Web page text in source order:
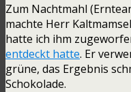
Zum Nachtmahl
machte Herr
hatte ich ihm
entdeckt hatte. Er
grüne, das Ergebnis
Schokolade.